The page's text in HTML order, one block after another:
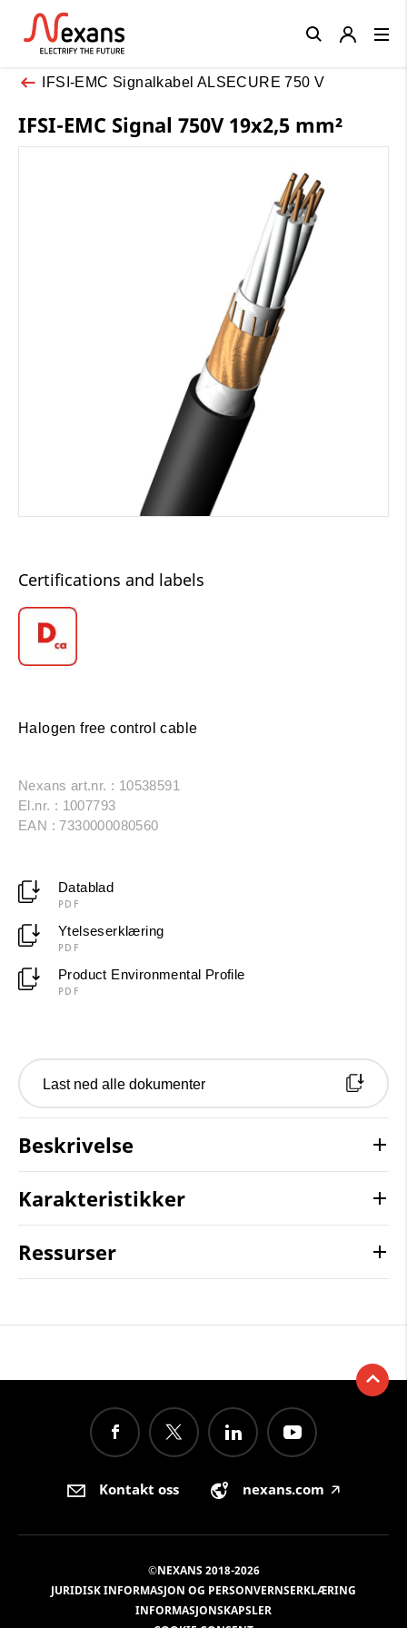
IFSI-EMC Signalkabel ALSECURE 750 V
IFSI-EMC Signal 750V 19x2,5 mm²
Certifications and labels
Halogen free control cable
Nexans art.nr. : 10538591
El.nr. : 1007793
EAN : 7330000080560
Datablad
PDF
Ytelseserklæring
PDF
Product Environmental Profile
PDF
Last ned alle dokumenter
Beskrivelse
Karakteristikker
Ressurser
Close
Kontakt oss nexans.com 🡥
©NEXANS 2018-2026
JURIDISK INFORMASJON OG PERSONVERNSERKLÆRING
INFORMASJONSKAPSLER